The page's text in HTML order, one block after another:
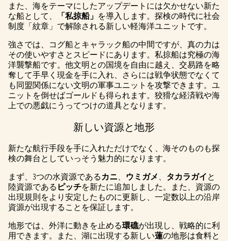
また、海をテーマにしたアップデートには欠かせない新た
な船として、
「私掠船」 を導入します。探検の時代に社会
制度「紋章」で解除される新しい軽海洋ユニットです。
強さでは、コグ船とキャラック船の中間ですが、真の力は
その使いやすさとスピードにあります。私掠船は究極の海
洋襲撃船です。他文明との国境を自由に越え、交易路を略
奪して手早く現金を手に入れ、さらには戦争状態でなくて
も同盟関係にない文明の軍事ユニットを攻撃できます。ユ
ニットを倒せばゴールドも得られます。狡猾な経済戦や海
上での悪戯にうってつけの道具となります。
新しい資源と地形
新たな航行手段を手に入れただけでなく、海そのものも探
検の舞台としていっそう魅力的になります。
まず、3つの水資源であるカニ、 ウミガメ、 タカラガイと
陸資源である ピッチを新たに追加しました。また、資源の
出現規則をより安定したものに更新し、一定数以上の沿岸
資源が出現することを保証します。
地形では、外洋に動きを止める環礁が出現し、戦略的に利
用できます。また、湖に出現する新しい蓮の地形は食料と